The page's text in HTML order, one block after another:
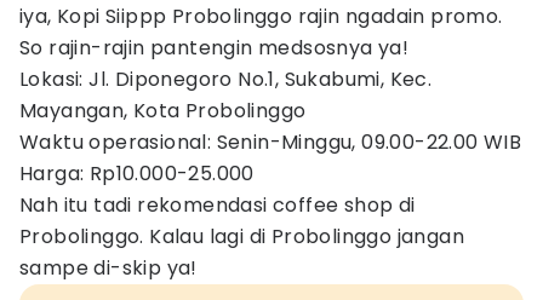
iya, Kopi Siippp Probolinggo rajin ngadain promo.
So rajin-rajin pantengin medsosnya ya!
Lokasi: Jl. Diponegoro No.1, Sukabumi, Kec.
Mayangan, Kota Probolinggo
Waktu operasional: Senin-Minggu, 09.00-22.00 WIB
Harga: Rp10.000-25.000
Nah itu tadi rekomendasi coffee shop di
Probolinggo. Kalau lagi di Probolinggo jangan
sampe di-skip ya!